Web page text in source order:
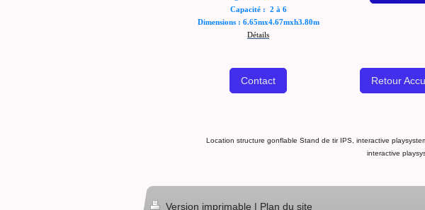
Capacité : 2 à 6
Dimensions : 6.65mx4.67mxh3.80m
Détails
Contact Retour
Location structure gonflable Stand de tir IPS, interactive
interactive
Version imprimable | Plan du site